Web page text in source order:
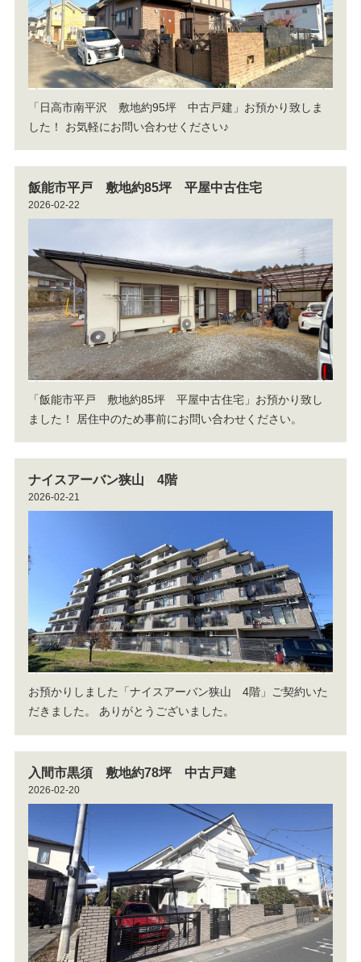
「日高市南平沢 敷地約95坪 中古戸建」お預かり致しま
した！ お気軽にお問い合わせください♪
飯能市平戸 敷地約85坪 平屋中古住宅
2026-02-22
「飯能市平戸 敷地約85坪 平屋中古住宅」お預かり致し
ました！
居住中のため事前にお問い合わせください。
ナイスアーバン狭山 4階
2026-02-21
お預かりしました「ナイスアーバン狭山 4階」ご契約いた
だきました。 ありがとうございました。
入間市黒須 敷地約78坪 中古戸建
2026-02-20